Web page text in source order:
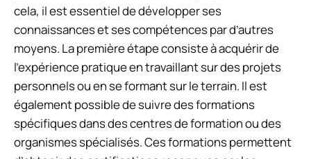
cela, il est essentiel de développer ses
connaissances et ses compétences par d’autres
moyens. La première étape consiste à acquérir de
l’expérience pratique en travaillant sur des projets
personnels ou en se formant sur le terrain. Il est
également possible de suivre des formations
spécifiques dans des centres de formation ou des
organismes spécialisés. Ces formations permettent